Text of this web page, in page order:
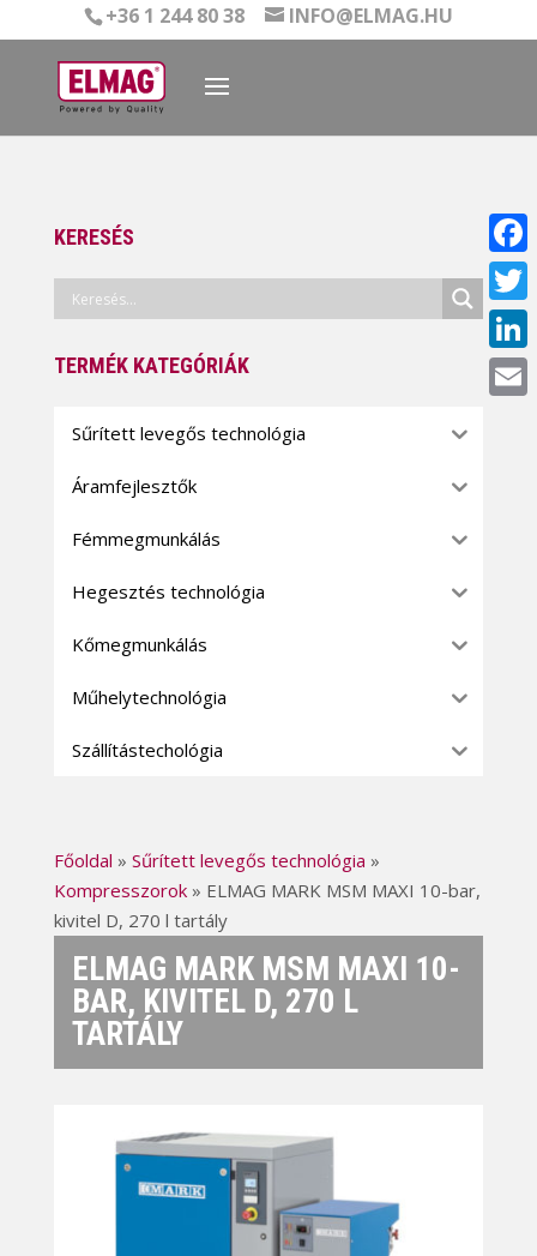
+36 1 244 80 38 INFO@ELMAG.HU
Főoldal » Sűrített levegős technológia »
Kompresszorok» ELMAG MARK MSM MAXI 10-bar,
kivitel D, 270 l tartály
ELMAG MARK MSM MAXI 10-
BAR, KIVITEL D, 270 L
TARTÁLY
KERESÉS
TERMÉK KATEGÓRIÁK
Sűrített levegős technológia
Áramfejlesztők
Fémmegmunkálás
Hegesztés technológia
Kőmegmunkálás
Műhelytechnológia
Szállítástechológia